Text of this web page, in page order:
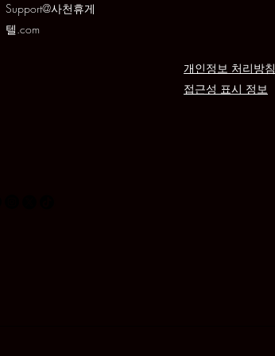
Support@사천휴게
텔.com
개인정보 처리방침
접근성 표시 정보